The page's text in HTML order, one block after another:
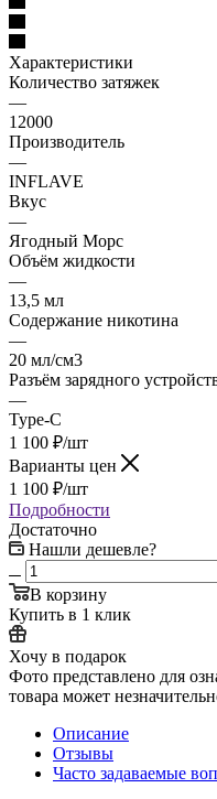
Характеристики
Количество затяжек
—
12000
Производитель
—
INFLAVE
Вкус
—
Ягодный Морс
Объём жидкости
—
13,5 мл
Содержание никотина
—
20 мл/см3
Разъём зарядного
—
Type-C
1 100 ₽/шт
Варианты цен
1 100 ₽/шт
Подробности
Достаточно
Нашли дешевле?
В корзину
Купить в 1 клик
Хочу в подарок
Фото представлено для
товара может
Описание
Отзывы
Часто задаваемые